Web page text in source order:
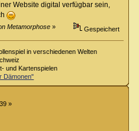
Website digital verfügbar sein,
Metamorphose » Gespeichert
in verschiedenen Welten
und Kartenspielen
Dämonen"
»